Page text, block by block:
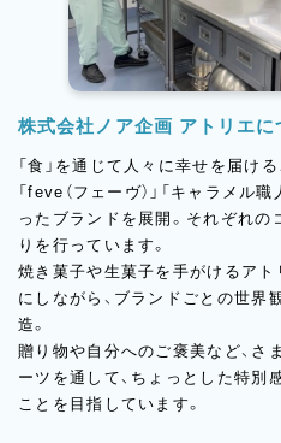
株式会社ノア企画 アトリエに
「食」を通じて人々に幸せを届け
「feve（フェーヴ）」「キャラメル
ったブランドを展開。それぞれの
りを行っています。
焼き菓子や生菓子を手がけるアト
にしながら、ブランドごとの世界
造。
贈り物や自分へのご褒美など、さ
ーツを通して、ちょっとした特別
ことを目指しています。